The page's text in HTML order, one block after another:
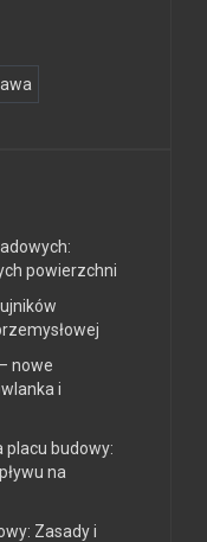
powierzchni
nowe
i
placu budowy:
na
Zasady i